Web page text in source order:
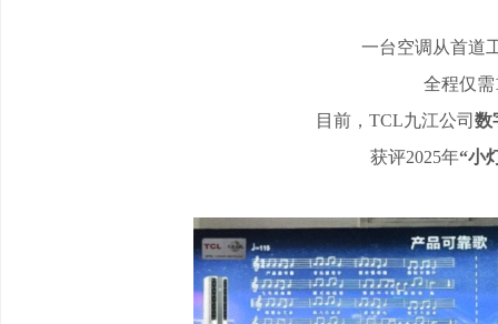
一台空调从首道
全程仅需
目前， TCL九江公司 数
获评2025年“小